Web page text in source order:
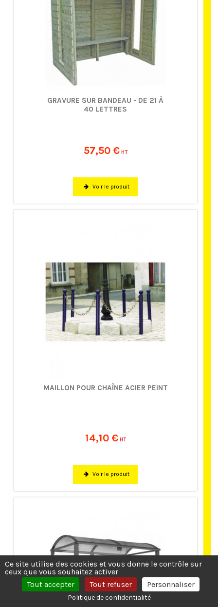
GRAVURE SUR BANDEAU - DE 21 À
40 LETTRES
57,50 € HT
Voir le produit
MAILLON POUR CHAÎNE ACIER PEINT
14,10 € HT
Voir le produit
Ce site utilise des cookies et vous donne le contrôle sur
ceux que vous souhaitez activer
Tout accepter
Tout refuser Personnaliser
Politique de confidentialité